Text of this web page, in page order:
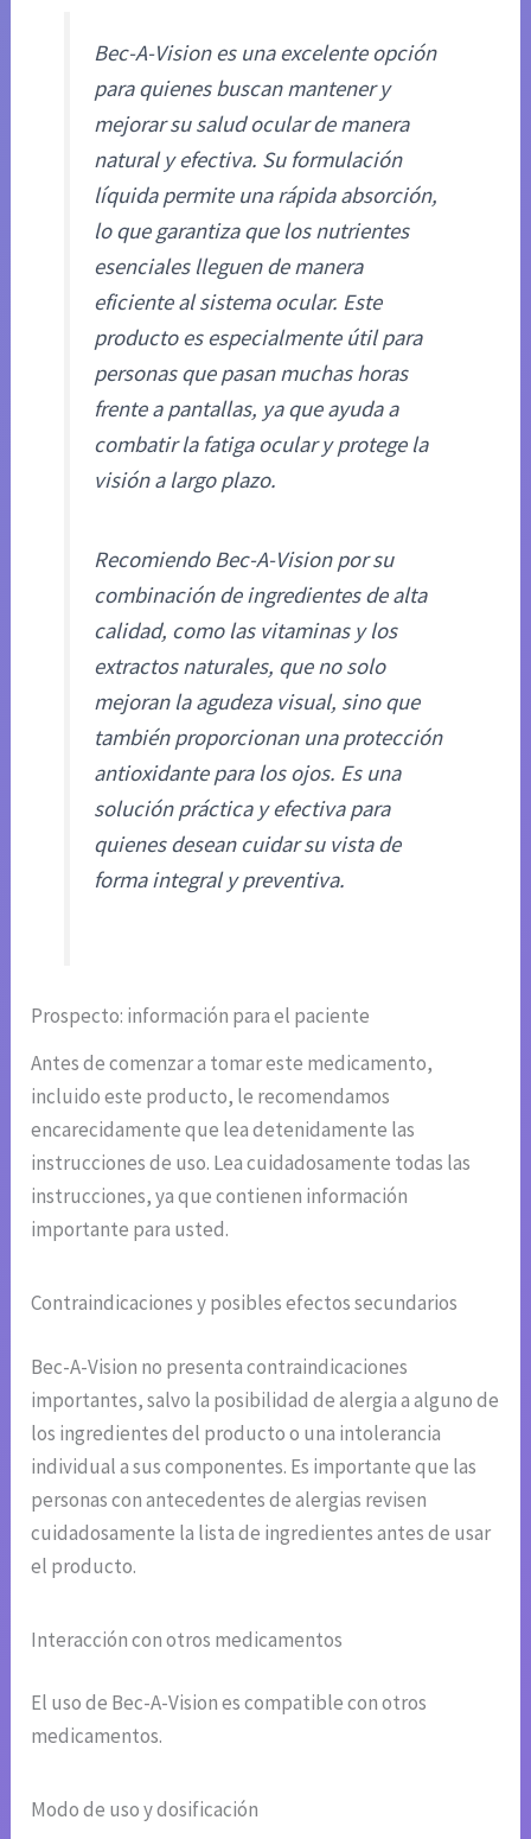
Bec-A-Vision es una excelente opción
para quienes buscan mantener y
mejorar su salud ocular de manera
natural y efectiva. Su formulación
líquida permite una rápida absorción,
lo que garantiza que los nutrientes
esenciales lleguen de manera
eficiente al sistema ocular. Este
producto es especialmente útil para
personas que pasan muchas horas
frente a pantallas, ya que ayuda a
combatir la fatiga ocular y protege la
visión a largo plazo.
Recomiendo Bec-A-Vision por su
combinación de ingredientes de alta
calidad, como las vitaminas y los
extractos naturales, que no solo
mejoran la agudeza visual, sino que
también proporcionan una protección
antioxidante para los ojos. Es una
solución práctica y efectiva para
quienes desean cuidar su vista de
forma integral y preventiva.
Prospecto: información para el paciente
Antes de comenzar a tomar este medicamento,
incluido este producto, le recomendamos
encarecidamente que lea detenidamente las
instrucciones de uso. Lea cuidadosamente todas las
instrucciones, ya que contienen información
importante para usted.
Contraindicaciones y posibles efectos secundarios
Bec-A-Vision no presenta contraindicaciones
importantes, salvo la posibilidad de alergia a alguno de
los ingredientes del producto o una intolerancia
individual a sus componentes. Es importante que las
personas con antecedentes de alergias revisen
cuidadosamente la lista de ingredientes antes de usar
el producto.
Interacción con otros medicamentos
El uso de Bec-A-Vision es compatible con otros
medicamentos.
Modo de uso y dosificación